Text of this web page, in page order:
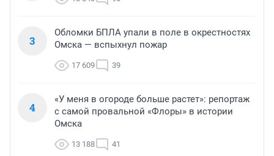
3
Обломки БПЛА упали в поле в окрестностях
Омска — вспыхнул пожар
17 609 39
4
«У меня в огороде больше растет»: репортаж
с самой провальной «Флоры» в истории
Омска
13 188 41